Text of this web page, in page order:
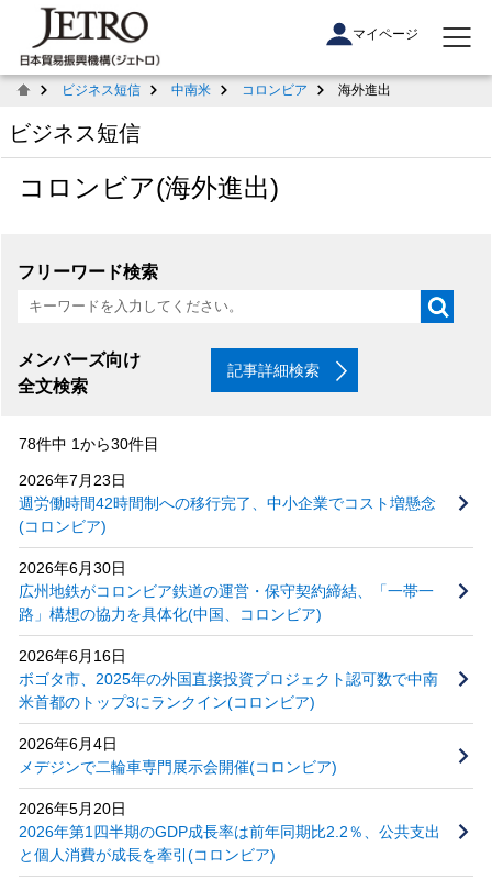
マイページ
ビジネス短信 中南米 コロンビア 海外進出
ビジネス短信
コロンビア(海外進出)
フリーワード検索
メンバーズ向け
全文検索
記事詳細検索
78件中 1から30件目
2026年7月23日
週労働時間42時間制への移行完了、中小企業でコスト増懸念
(コロンビア)
2026年6月30日
広州地鉄がコロンビア鉄道の運営・保守契約締結、「一帯一
路」構想の協力を具体化(中国、コロンビア)
2026年6月16日
ボゴタ市、2025年の外国直接投資プロジェクト認可数で中南
米首都のトップ3にランクイン(コロンビア)
2026年6月4日
メデジンで二輪車専門展示会開催(コロンビア)
2026年5月20日
2026年第1四半期のGDP成長率は前年同期比2.2％、公共支出
と個人消費が成長を牽引(コロンビア)